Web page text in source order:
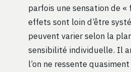
parfois une sensation de «
effets sont loin d’être
peuvent varier selon la
sensibilité individuelle. Il
l’on ne ressente